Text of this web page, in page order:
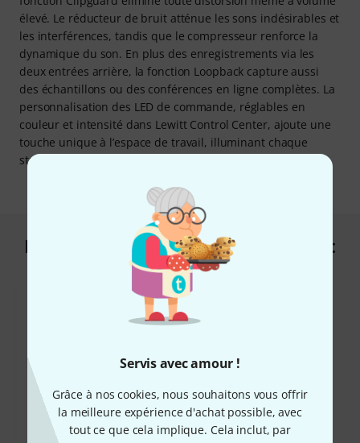
Servis avec amour !
Grâce à nos cookies, nous souhaitons vous offrir
la meilleure expérience d'achat possible, avec
tout ce que cela implique. Cela inclut, par
élevé. Le réducteur de bruit atténue les sons indésirables et
les interférences, tandis que le compresseur renforce la
dynamique du son. En plus des enregistrements via les
deux entrées arrière, la fonction Loopback capture aussi
des échantillons ou des conférences en ligne complètes. La
personnalisation des LED de commande, réglables en
couleur et intensité dans Lewitt Control Center, ajoute une
touche unique à l’espace de travail, illuminant chaque
studio avec vos teintes préférées.
Les clients qui ont regardé ce produit
ont acheté ceci
36% 8%